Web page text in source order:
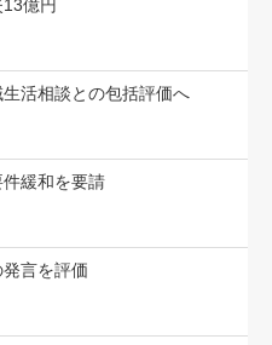
億円
活相談との包括評価へ
緩和を要請
言を評価